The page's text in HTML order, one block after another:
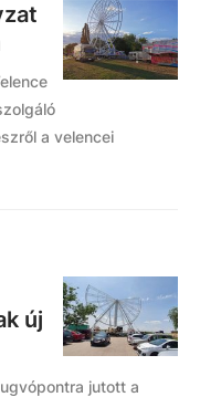
a velencei
új
jutott a